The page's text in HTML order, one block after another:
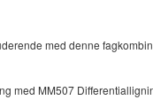
med denne
med MM507